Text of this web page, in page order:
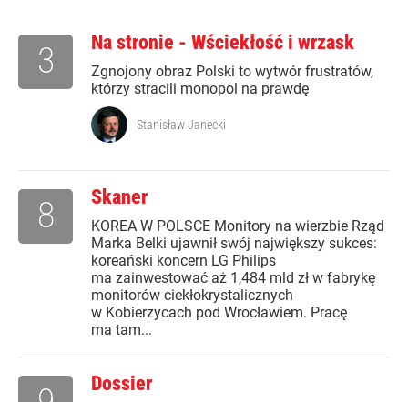
Na stronie - Wściekłość i wrzask
Zgnojony obraz Polski to wytwór frustratów,
którzy stracili monopol na prawdę
3
Stanisław Janecki
Skaner
KOREA W POLSCE Monitory na wierzbie Rząd
Marka Belki ujawnił swój największy sukces:
koreański koncern LG Philips
ma zainwestować aż 1,484 mld zł w fabrykę
monitorów ciekłokrystalicznych
w Kobierzycach pod Wrocławiem. Pracę
ma tam...
8
Dossier